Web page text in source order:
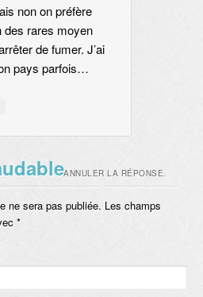
non on préfère
des rares moyen
de fumer. J’ai
pays parfois…
ANNULER LA RÉPONSE.
ne sera pas publiée. Les champs
*